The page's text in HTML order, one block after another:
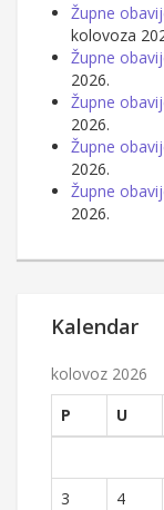
Župne
kolovoza
Župne
2026.
Župne
2026.
Župne
2026.
Župne
2026.
Kalendar
kolovoz 2026
P
U
3
4